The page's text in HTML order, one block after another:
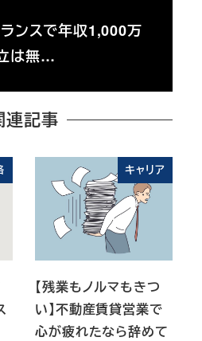
ランスで年収1,000万
は無…
連記事
キャリア
【残業もノルマもきつ
い】不動産賃貸営業で
心が疲れたなら辞めて